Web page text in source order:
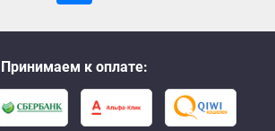
Принимаем к оплате: